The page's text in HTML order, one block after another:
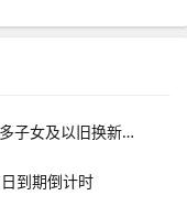
成都公积金贷款新政：额度提至100万，多子女及以旧换新享20%上浮
到期倒计时